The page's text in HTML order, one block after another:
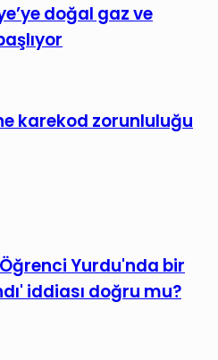
doğal gaz ve
karekod zorunluluğu
Öğrenci Yurdu'nda bir
iddiası doğru mu?